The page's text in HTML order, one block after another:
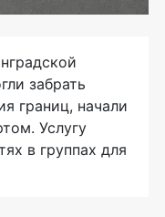
забрать
границ, начали
Услугу
в группах для